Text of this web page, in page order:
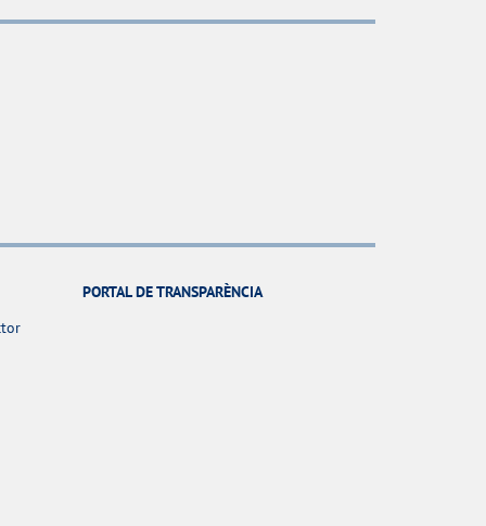
PORTAL DE TRANSPARÈNCIA